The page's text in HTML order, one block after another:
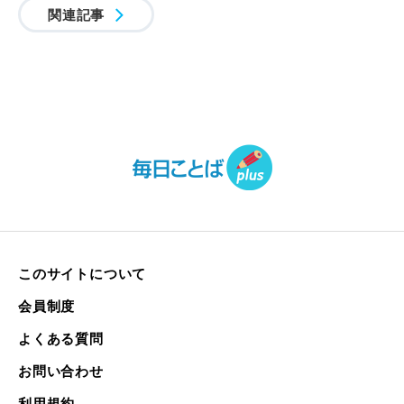
関連記事
このサイトについて
会員制度
よくある質問
お問い合わせ